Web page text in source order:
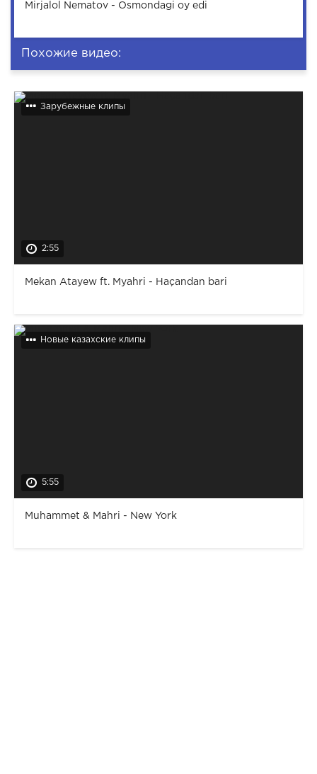
Mirjalol Nematov - Osmondagi oy edi
Похожие видео:
Зарубежные клипы
2:55
Mekan Atayew ft. Myahri - Haçandan bari
Новые казахские клипы
5:55
Muhammet & Mahri - New York